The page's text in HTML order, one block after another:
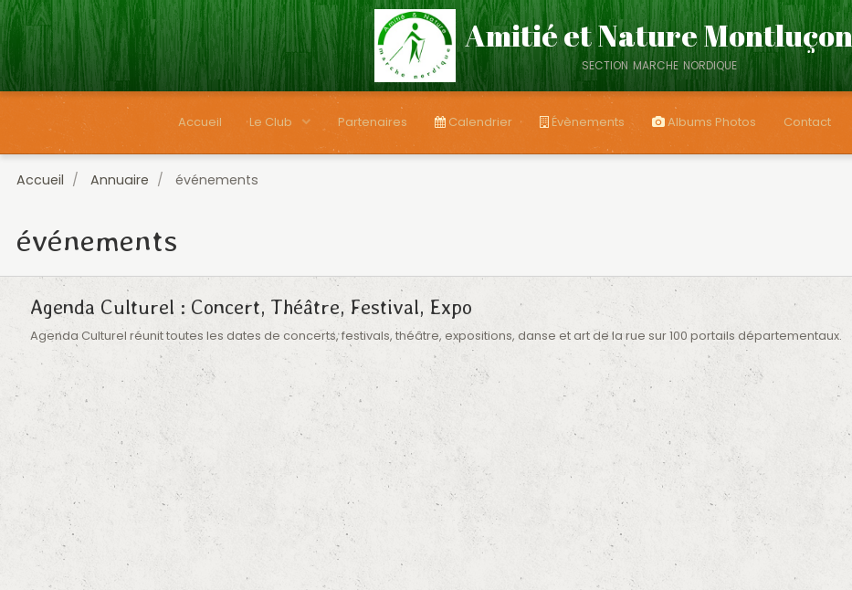
Amitié et Nature Montluçon
section marche nordique
Accueil Le Club Partenaires Calendrier Évènements Albums Photos Contact
Accueil Annuaire événements
événements
Agenda Culturel : Concert, Théâtre, Festival, Expo
Agenda Culturel réunit toutes les dates de concerts, festivals, théâtre, expositions, danse et art de la rue sur 100 portails départementaux.